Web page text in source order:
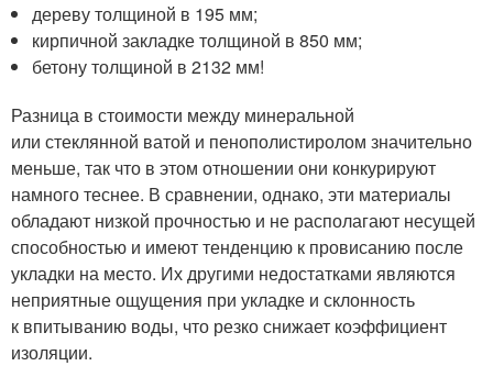
дереву толщиной в 195 мм;
кирпичной закладке толщиной в 850 мм;
бетону толщиной в 2132 мм!
Разница в стоимости между минеральной
или стеклянной ватой и пенополистиролом значительно
меньше, так что в этом отношении они конкурируют
намного теснее. В сравнении, однако, эти материалы
обладают низкой прочностью и не располагают несущей
способностью и имеют тенденцию к провисанию после
укладки на место. Их другими недостатками являются
неприятные ощущения при укладке и склонность
к впитыванию воды, что резко снижает коэффициент
изоляции.